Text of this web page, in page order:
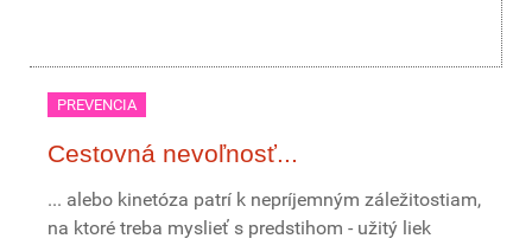
PREVENCIA
Cestovná nevoľnosť...
... alebo kinetóza patrí k nepríjemným záležitostiam,
na ktoré treba myslieť s predstihom - užitý liek